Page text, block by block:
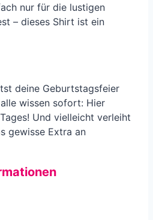
nur für die lustigen
– dieses Shirt ist ein
deine Geburtstagsfeier
wissen sofort: Hier
Und vielleicht verleiht
gewisse Extra an